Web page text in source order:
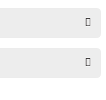
kullanarak tarafımıza